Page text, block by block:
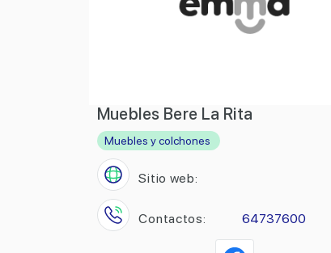
Muebles Bere La Rita
Muebles y colchones
Sitio web:
Contactos: 64737600